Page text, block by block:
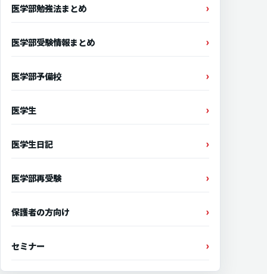
医学部勉強法まとめ
医学部受験情報まとめ
医学部予備校
医学生
医学生日記
医学部再受験
保護者の方向け
セミナー